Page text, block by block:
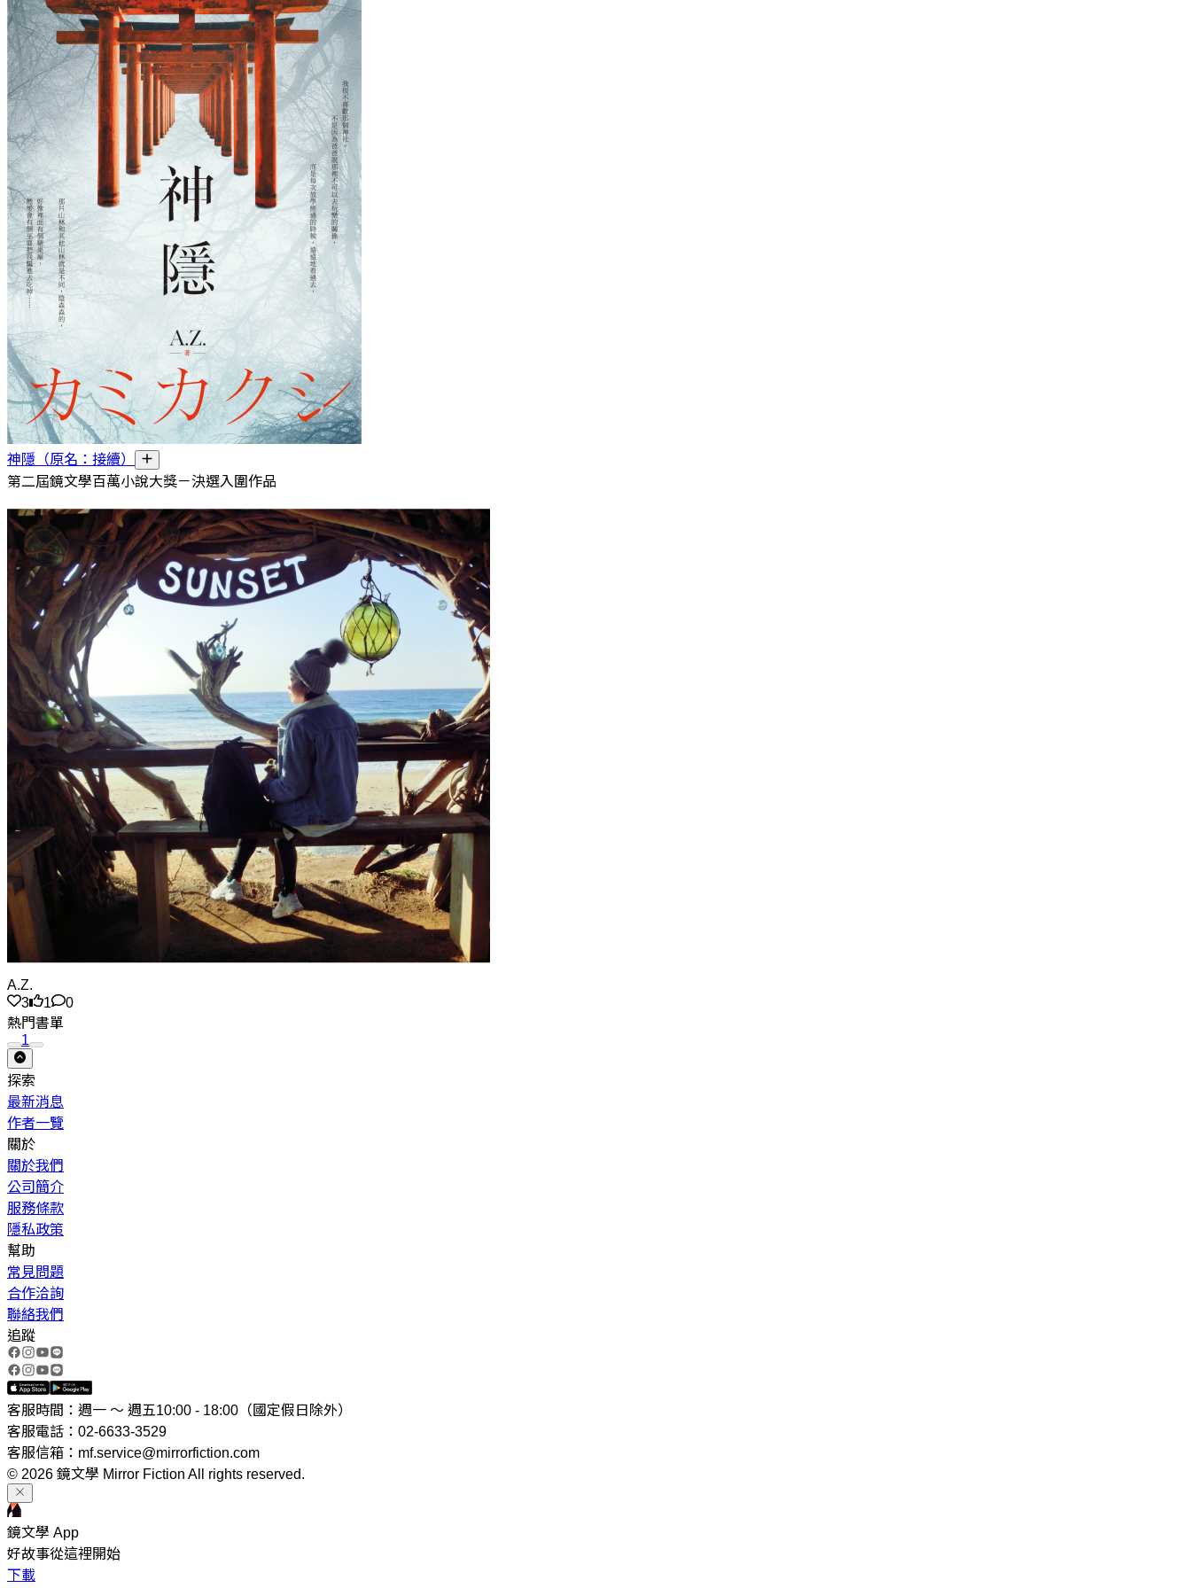
神隱（原名：接續）
第二屆鏡文學百萬小說大獎－決選入圍作品
A.Z.
3
1
0
熱門書單
1
探索
最新消息
作者一覽
關於
關於我們
公司簡介
服務條款
隱私政策
幫助
常見問題
合作洽詢
聯絡我們
追蹤
客服時間：週一 ～ 週五10:00 - 18:00（國定假日除外）
客服電話：02-6633-3529
客服信箱：mf.service@mirrorfiction.com
© 2026 鏡文學 Mirror Fiction All rights reserved.
鏡文學 App
好故事從這裡開始
下載